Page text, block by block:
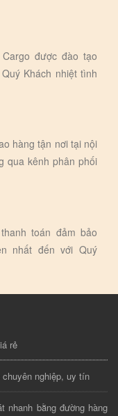
được đào tạo
Khách nhiệt tình
hàng tận nơi tại nội
qua kênh phân phối
toán đảm bảo
nhất đến với Quý
rẻ
nghiệp, uy tín
nhanh bằng đường hàng